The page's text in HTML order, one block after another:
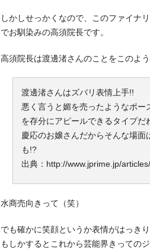
しかしせっかくなので、このファイナ
でお馴染みの高須院長です。
高須院長は渡邊渚さんのことをこのよう
渡邊渚さんはズバリ表情上手!!
悪く言うと媚を売ったようなポ
を存分にアピールできるタイプだ
慶応のお嬢さんだからそんな場
も!?
出典：http://www.jprime.jp/
水商売向きって（笑）
でも確かに笑顔というか表情がはっき
もしかするとこれから芸能界きっての